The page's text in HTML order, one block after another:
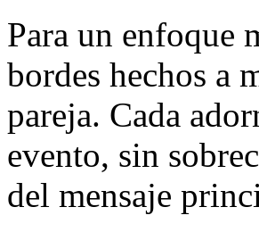
Para un enfoque
bordes hechos a
pareja. Cada
evento, sin
del mensaje